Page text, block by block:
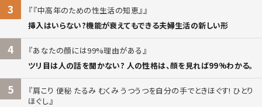
3
『中高年のための性生活の知恵』
挿入はいらない?機能が衰えてもできる夫婦生活の新しい形
4
あなたの顔には99%理由がある
ツリ目は人の話を聞かない? 人の性格は、顔を見れば99%わかる。
5
肩こり 便秘 たるみ むくみ うつうつを自分の手でときほぐす! ひとり
ほぐし